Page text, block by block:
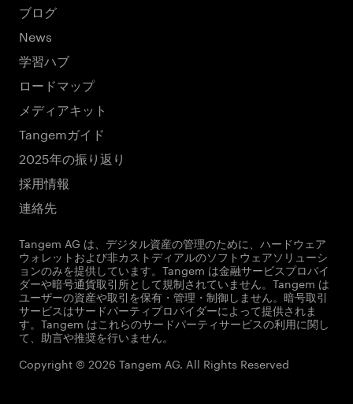
ブログ
News
学習ハブ
ロードマップ
メディアキット
Tangemガイド
2025年の振り返り
採用情報
連絡先
Tangem AG は、デジタル資産の管理のために、ハードウェア
ウォレットおよび非カストディアルのソフトウェアソリューシ
ョンのみを提供しています。Tangem は金融サービスプロバイ
ダーや暗号通貨取引所として規制されていません。Tangem は
ユーザーの資産や取引を保有・管理・制御しません。暗号取引
サービスはサードパーティプロバイダーによって提供されま
す。Tangem はこれらのサードパーティサービスの利用に関し
て、助言や推奨を行いません。